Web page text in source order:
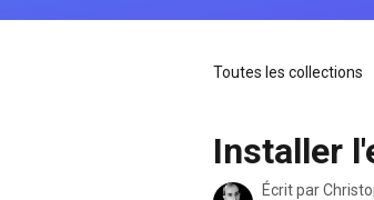
Toutes les collections
Installer
Écrit par